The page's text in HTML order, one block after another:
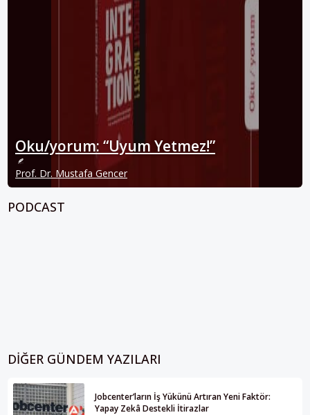
Oku/yorum: “Uyum Yetmez!”
Prof. Dr. Mustafa Gencer
PODCAST
DIĞER GÜNDEM YAZILARI
Jobcenter’ların İş Yükünü Artıran Yeni Faktör:
Yapay Zekâ Destekli İtirazlar